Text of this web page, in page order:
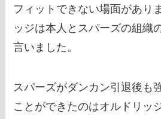
フィットできない場面があり
ッジは本人とスパーズの組織
言いました。
スパーズがダンカン引退後も
ことができたのはオルドリッ